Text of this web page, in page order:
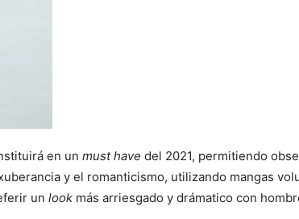
en un must have del 2021, permitiendo
y el romanticismo, utilizando mangas
un look más arriesgado y drámatico con